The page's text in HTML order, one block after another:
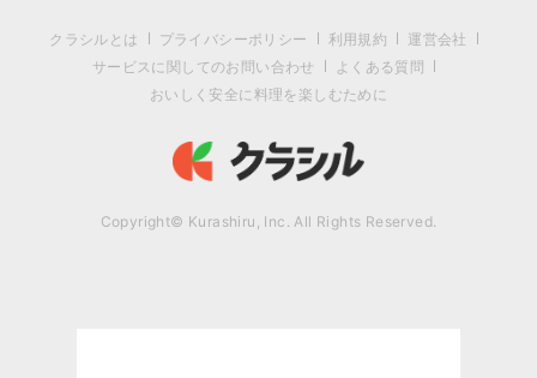
クラシルとは プライバシーポリシー 利用規約
運営会社
サービスに関してのお問い合わせ
よくある質問
おいしく安全に料理を楽しむために
Copyright© Kurashiru, Inc. All Rights Reserved.